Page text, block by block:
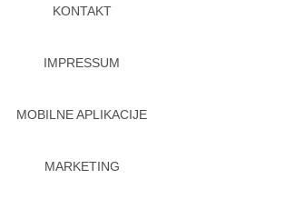
KONTAKT
IMPRESSUM
MOBILNE APLIKACIJE
MARKETING